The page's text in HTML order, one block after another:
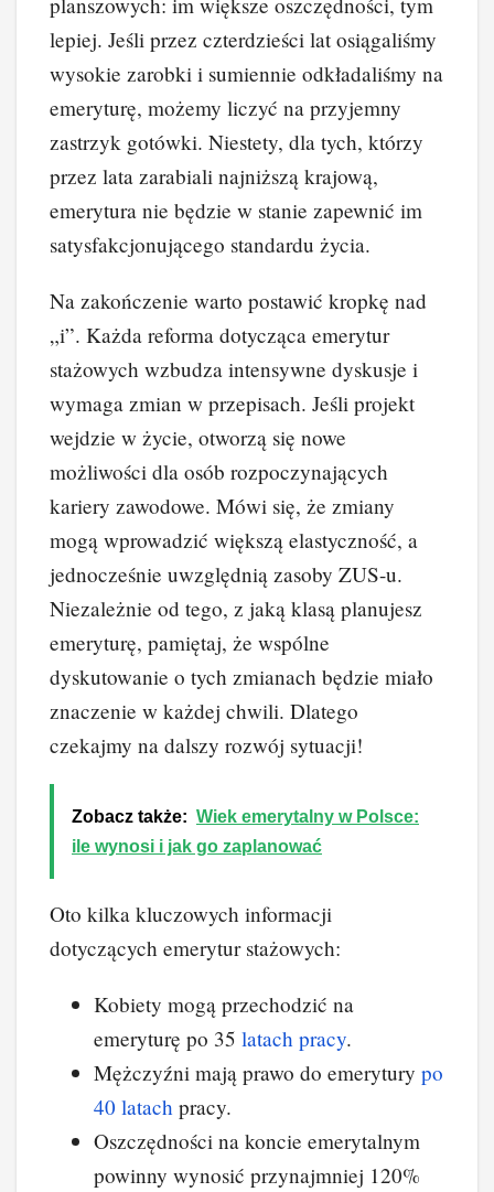
lepiej. Jeśli przez czterdzieści lat osiągaliśmy
wysokie zarobki i sumiennie odkładaliśmy na
emeryturę, możemy liczyć na przyjemny
zastrzyk gotówki. Niestety, dla tych, którzy
przez lata zarabiali najniższą krajową,
emerytura nie będzie w stanie zapewnić im
satysfakcjonującego standardu życia.
Na zakończenie warto postawić kropkę nad
„i”. Każda reforma dotycząca emerytur
stażowych wzbudza intensywne dyskusje i
wymaga zmian w przepisach. Jeśli projekt
wejdzie w życie, otworzą się nowe
możliwości dla osób rozpoczynających
kariery zawodowe. Mówi się, że zmiany
mogą wprowadzić większą elastyczność, a
jednocześnie uwzględnią zasoby ZUS-u.
Niezależnie od tego, z jaką klasą planujesz
emeryturę, pamiętaj, że wspólne
dyskutowanie o tych zmianach będzie miało
znaczenie w każdej chwili. Dlatego
czekajmy na dalszy rozwój sytuacji!
Zobacz także: Wiek emerytalny w Polsce:
ile wynosi i jak go zaplanować
Oto kilka kluczowych informacji
dotyczących emerytur stażowych:
Kobiety mogą przechodzić na
emeryturę po 35 latach pracy.
Mężczyźni mają prawo do emerytury po
40 latach pracy.
Oszczędności na koncie emerytalnym
powinny wynosić przynajmniej 120%